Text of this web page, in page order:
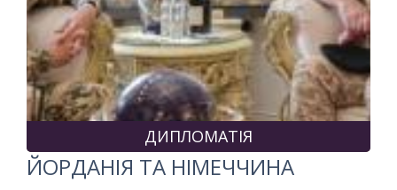
ДИПЛОМАТІЯ
ЙОРДАНІЯ ТА НІМЕЧЧИНА